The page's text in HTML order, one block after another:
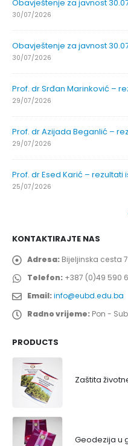
Obavještenje za javnost
30/07/2026
Obavještenje za javnost
30/07/2026
Prof. dr Srđan Marinković –
29/07/2026
Prof. dr Azijada Beganlić –
29/07/2026
Prof. dr Esed Karić – rezultati
25/07/2026
KONTAKTIRAJTE NAS
Adresa: Bijeljinska cesta
Telefon: +387 (0)49 590
Email:info@eubd.edu.ba
Radno vrijeme: Pon -
PRODUCTS
Geodezija u